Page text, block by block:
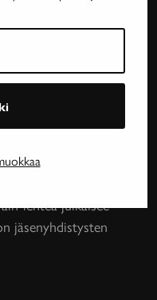
vapinan
lehteä julkaisee
jäsenyhdistysten